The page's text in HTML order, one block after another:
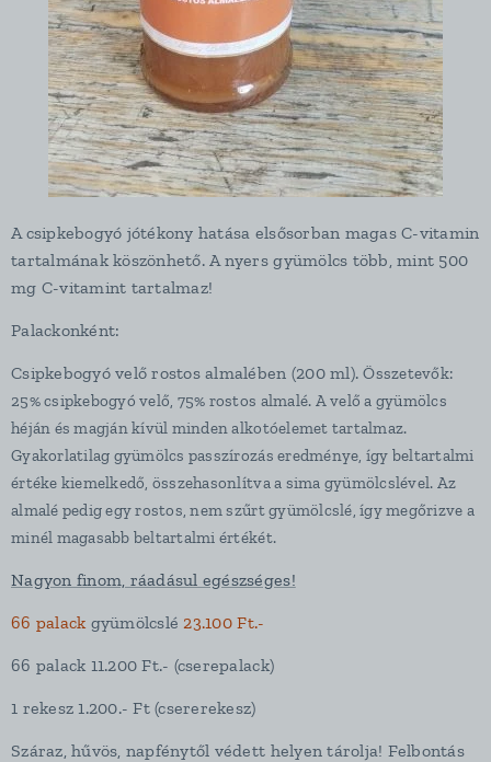
A csipkebogyó jótékony hatása elsősorban magas C-vitamin
tartalmának köszönhető. A nyers gyümölcs több, mint 500
mg C-vitamint tartalmaz!
Palackonként:
Csipkebogyó velő rostos almalében (200 ml).Összetevők:
25% csipkebogyó velő, 75% rostos almalé. A velő a gyümölcs
héján és magján kívül minden alkotóelemet tartalmaz.
Gyakorlatilag gyümölcs passzírozás eredménye, így beltartalmi
értéke kiemelkedő, összehasonlítva a sima gyümölcslével. Az
almalé pedig egy rostos, nem szűrt gyümölcslé, így megőrizve a
minél magasabb beltartalmi értékét.
Nagyon finom, ráadásul egészséges!
66 palackgyümölcslé23.100 Ft.-
66 palack 11.200 Ft.- (cserepalack)
1 rekesz 1.200.- Ft (csererekesz)
Száraz, hűvös, napfénytől védett helyen tárolja! Felbontás